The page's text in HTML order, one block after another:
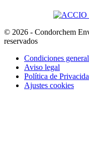
© 2026 - Condorchem
reservados
Condiciones
Aviso legal
Política de
Ajustes cookies